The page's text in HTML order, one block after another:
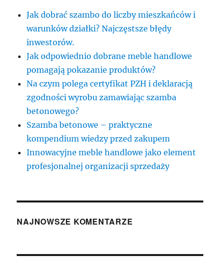
Jak dobrać szambo do liczby mieszkańców i
warunków działki? Najczęstsze błędy
inwestorów.
Jak odpowiednio dobrane meble handlowe
pomagają pokazanie produktów?
Na czym polega certyfikat PZH i deklaracją
zgodności wyrobu zamawiając szamba
betonowego?
Szamba betonowe – praktyczne
kompendium wiedzy przed zakupem
Innowacyjne meble handlowe jako element
profesjonalnej organizacji sprzedaży
NAJNOWSZE KOMENTARZE